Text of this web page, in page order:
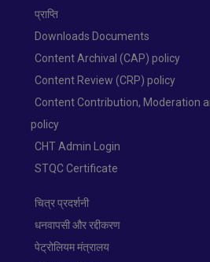
प्राप्ति
Downloads Documents
Content Archival (CAP) policy
Content Review (CRP) policy
Content Contribution, Moderation
policy
CHT Admin Login
STQC Certificate
चित्र प्रदर्शनी
धनवापसी और रद्दीकरण
पेट्रोलियम मंत्रालय